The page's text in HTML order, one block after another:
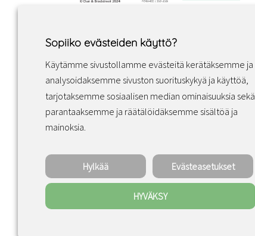
Sopiiko evästeiden käyttö?
Käytämme sivustollamme evästeitä kerätäksemme ja
analysoidaksemme sivuston suorituskykyä ja käyttöä,
tarjotaksemme sosiaalisen median ominaisuuksia sekä
parantaaksemme ja räätälöidäksemme sisältöä ja
mainoksia.
Hylkää Evästeasetukset
HYVÄKSY